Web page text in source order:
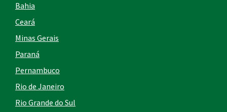
Bahia
Ceará
Minas Gerais
Paraná
Pernambuco
Rio de Janeiro
Rio Grande do Sul